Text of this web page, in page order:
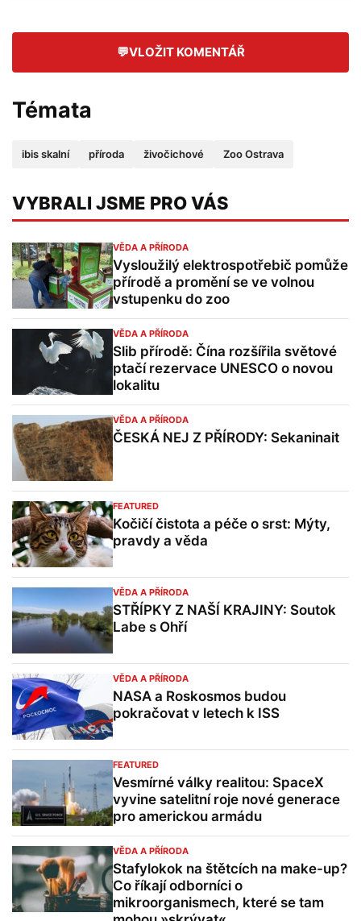
💬VLOŽIT KOMENTÁŘ
Témata
ibis skalní příroda živočichové Zoo Ostrava
VYBRALI JSME PRO VÁS
VĚDA A PŘÍRODA
Vysloužilý elektrospotřebič pomůže
přírodě a promění se ve volnou
vstupenku do zoo
VĚDA A PŘÍRODA
Slib přírodě: Čína rozšířila světové
ptačí rezervace UNESCO o novou
lokalitu
VĚDA A PŘÍRODA
ČESKÁ NEJ Z PŘÍRODY: Sekaninait
FEATURED
Kočičí čistota a péče o srst: Mýty,
pravdy a věda
VĚDA A PŘÍRODA
STŘÍPKY Z NAŠÍ KRAJINY: Soutok
Labe s Ohří
VĚDA A PŘÍRODA
NASA a Roskosmos budou
pokračovat v letech k ISS
FEATURED
Vesmírné války realitou: SpaceX
vyvine satelitní roje nové generace
pro americkou armádu
VĚDA A PŘÍRODA
Stafylokok na štětcích na make-up?
Co říkají odborníci o
mikroorganismech, které se tam